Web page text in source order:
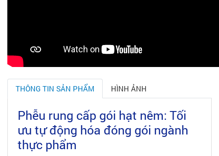
THÔNG TIN SẢN PHẨM HÌNH ẢNH
Phễu rung cấp gói hạt nêm: Tối
ưu tự động hóa đóng gói ngành
thực phẩm